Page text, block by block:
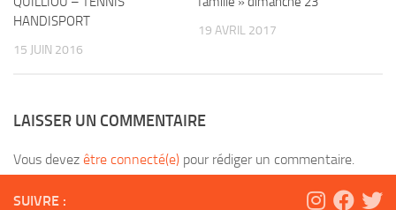
HANDISPORT
15 JUIN 2016
19 AVRIL 2017
LAISSER UN COMMENTAIRE
Vous devez être connecté(e) pour rédiger un commentaire.
SUIVRE :